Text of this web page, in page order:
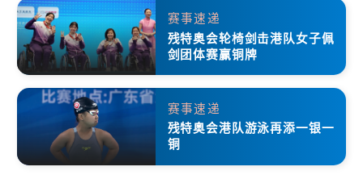
赛事速递
残特奥会轮椅剑击港队女子佩
剑团体赛赢铜牌
赛事速递
残特奥会港队游泳再添一银一
铜